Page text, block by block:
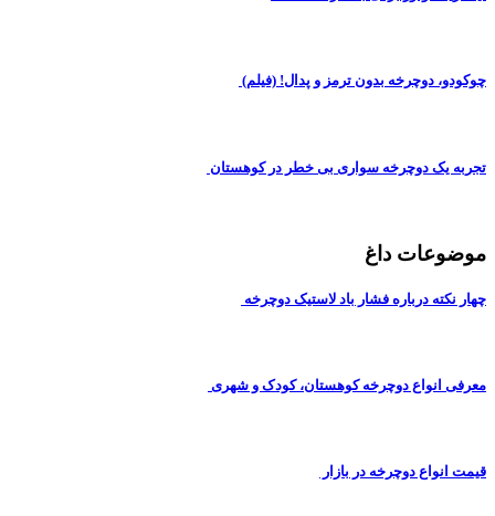
چوکودو، دوچرخه بدون ترمز و پدال! (فیلم)
تجربه یک دوچرخه سواری بی خطر در کوهستان
موضوعات داغ
چهار نکته درباره فشار باد لاستیک دوچرخه
معرفی انواع دوچرخه کوهستان، کودک و شهری
قیمت انواع دوچرخه در بازار